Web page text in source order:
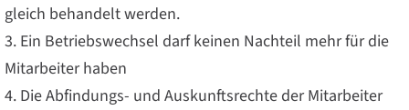
gleich behandelt werden.
3. Ein Betriebswechsel darf keinen Nachteil mehr für die
Mitarbeiter haben
4. Die Abfindungs- und Auskunftsrechte der Mitarbeiter